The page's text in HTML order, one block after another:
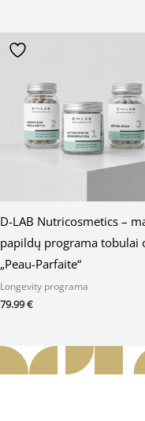
D-LAB Nutricosmetics –
papildų programa tobulai
„Peau-Parfaite“
Longevity programa
79.99€